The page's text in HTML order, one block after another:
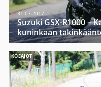
31.07.2017
Suzuki GSX-R1000 –
kuninkaan
KOEAJOT